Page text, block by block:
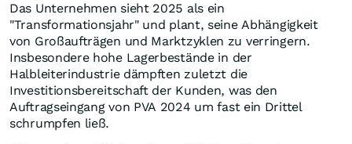
Das Unternehmen sieht 2025 als ein
"Transformationsjahr" und plant, seine Abhängigkeit
von Großaufträgen und Marktzyklen zu verringern.
Insbesondere hohe Lagerbestände in der
Halbleiterindustrie dämpften zuletzt die
Investitionsbereitschaft der Kunden, was den
Auftragseingang von PVA 2024 um fast ein Drittel
schrumpfen ließ.